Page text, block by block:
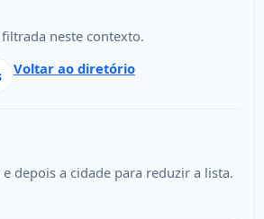
neste contexto.
Voltar ao diretório
depois a cidade para reduzir a lista.